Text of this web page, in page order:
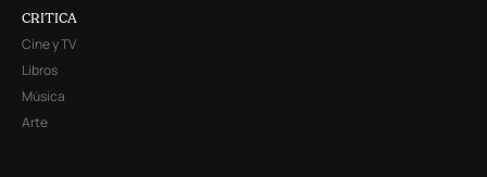
CRITICA
Cine y TV
Libros
Música
Arte